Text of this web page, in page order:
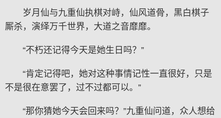
岁月仙与九重仙执棋对峙，仙风道骨，黑白棋子
厮杀，演绎万千世界，大道之音靡靡。
“不朽还记得今天是她生日吗？”
“肯定记得吧，她对这种事情记性一直很好，只是
不是很在意罢了，过不过都可以。”
“那你猜她今天会回来吗？”九重仙问道，众人想给